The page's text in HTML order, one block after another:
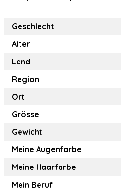
Geschlecht
Alter
Land
Region
Ort
Grösse
Gewicht
Meine Augenfarbe
Meine Haarfarbe
Mein Beruf